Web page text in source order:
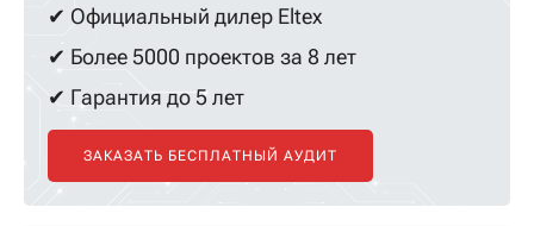
✔ Официальный дилер Eltex
✔ Более 5000 проектов за 8 лет
✔ Гарантия до 5 лет
ЗАКАЗАТЬ БЕСПЛАТНЫЙ АУДИТ